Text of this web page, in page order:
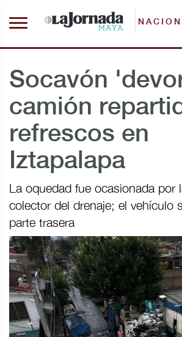
Socavón
camión
refrescos en
Iztapalapa
La oquedad fue ocasionada por
colector del drenaje; el vehículo
parte trasera